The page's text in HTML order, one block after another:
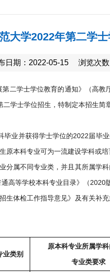
大学2022年第二学
日期：2022-05-15 浏览次数
二学士学位教育的通知》（高
学士学位招生，特制定本招生简章
毕业并获得学士学位的2022届毕
原本科专业可为一流建设学科或培
分属不同专业类，并且其所属学
高等学校本科专业目录》（2020
生体检工作指导意见》及有关补
业类别
原本科专业所属学科
专业类要求